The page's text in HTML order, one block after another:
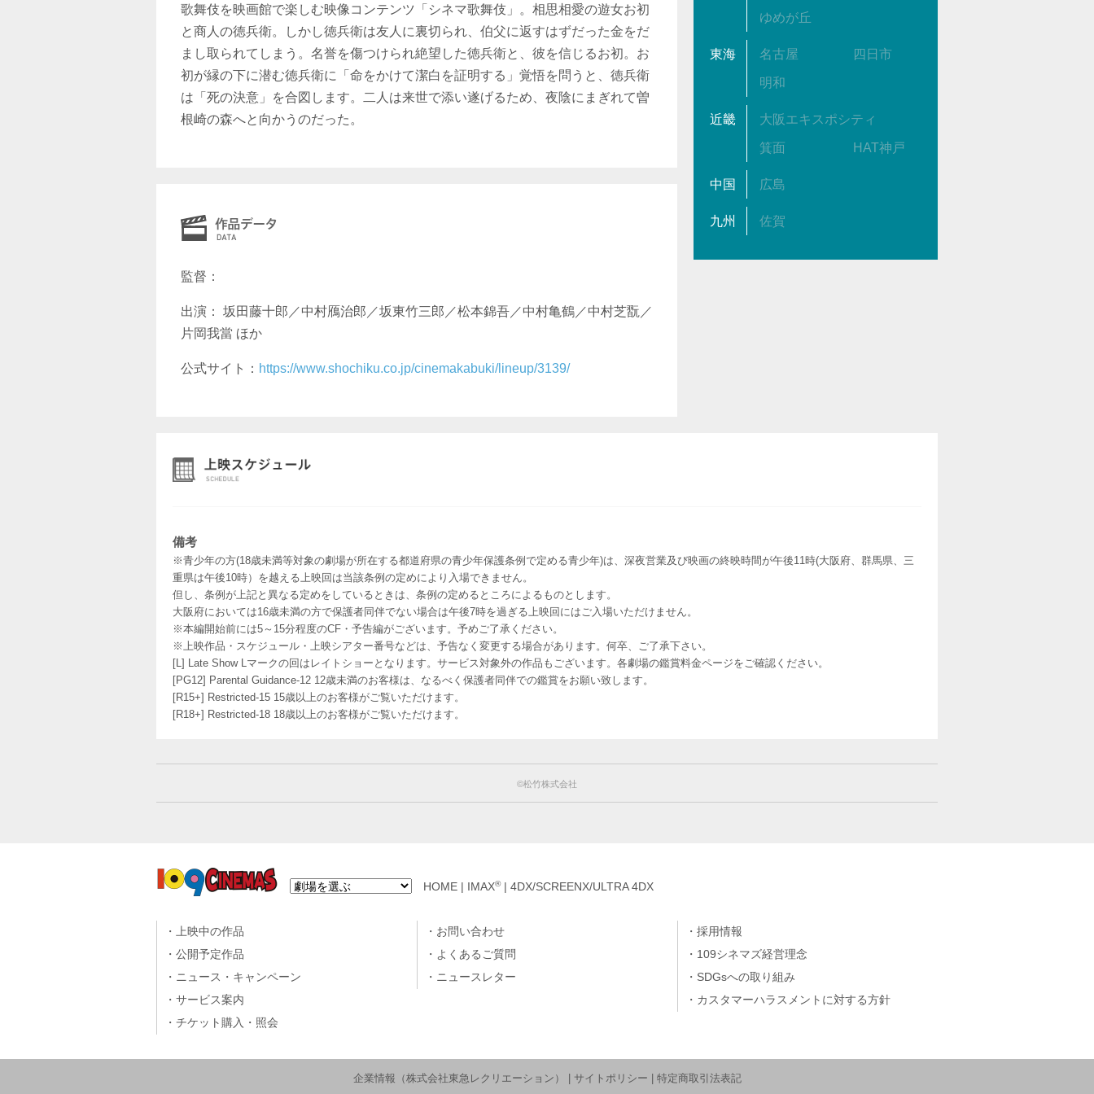
歌舞伎を映画館で楽しむ映像コンテンツ「シネマ歌舞伎」。相思相愛の遊女お初
と商人の徳兵衛。しかし徳兵衛は友人に裏切られ、伯父に返すはずだった金をだ
まし取られてしまう。名誉を傷つけられ絶望した徳兵衛と、彼を信じるお初。お
初が縁の下に潜む徳兵衛に「命をかけて潔白を証明する」覚悟を問うと、徳兵衛
は「死の決意」を合図します。二人は来世で添い遂げるため、夜陰にまぎれて曽
根崎の森へと向かうのだった。
監督：
出演： 坂田藤十郎／中村鴈治郎／坂東竹三郎／松本錦吾／中村亀鶴／中村芝翫／
片岡我當 ほか
公式サイト： https://www.shochiku.co.jp/cinemakabuki/lineup/3139/
ゆめが丘
東海 名古屋 四日市
明和
近畿 大阪エキスポシティ
箕面 HAT神戸
中国 広島
九州 佐賀
備考
※青少年の方(18歳未満等対象の劇場が所在する都道府県の青少年保護条例で定める青少年)は、深夜営業及び映画の終映時間が午後11時(大阪府、群馬県、三
重県は午後10時）を越える上映回は当該条例の定めにより入場できません。
但し、条例が上記と異なる定めをしているときは、条例の定めるところによるものとします。
大阪府においては16歳未満の方で保護者同伴でない場合は午後7時を過ぎる上映回にはご入場いただけません。
※本編開始前には5～15分程度のCF・予告編がございます。予めご了承ください。
※上映作品・スケジュール・上映シアター番号などは、予告なく変更する場合があります。何卒、ご了承下さい。
[L] Late Show Lマークの回はレイトショーとなります。サービス対象外の作品もございます。各劇場の鑑賞料金ページをご確認ください。
[PG12] Parental Guidance-12 12歳未満のお客様は、なるべく保護者同伴での鑑賞をお願い致します。
[R15+] Restricted-15 15歳以上のお客様がご覧いただけます。
[R18+] Restricted-18 18歳以上のお客様がご覧いただけます。
©松竹株式会社
HOME IMAX®| 4DX/SCREENX/ULTRA 4DX
上映中の作品
公開予定作品
ニュース・キャンペーン
サービス案内
チケット購入・照会
お問い合わせ
よくあるご質問
ニュースレター
採用情報
109シネマズ経営理念
SDGsへの取り組み
カスタマーハラスメントに対する方針
企業情報（株式会社東急レクリエーション） サイトポリシー 特定商取引法表記